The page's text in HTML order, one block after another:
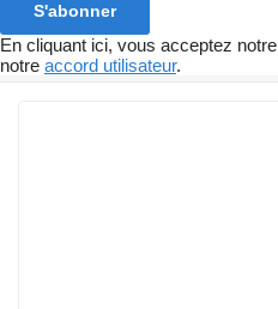
S'abonner
En cliquant ici, vous acceptez notre
notre accord utilisateur.